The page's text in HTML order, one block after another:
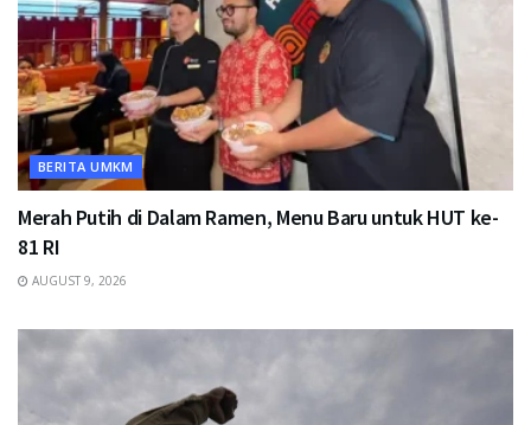
BERITA UMKM
Merah Putih di Dalam Ramen, Menu Baru untuk HUT ke-
81 RI
AUGUST 9, 2026